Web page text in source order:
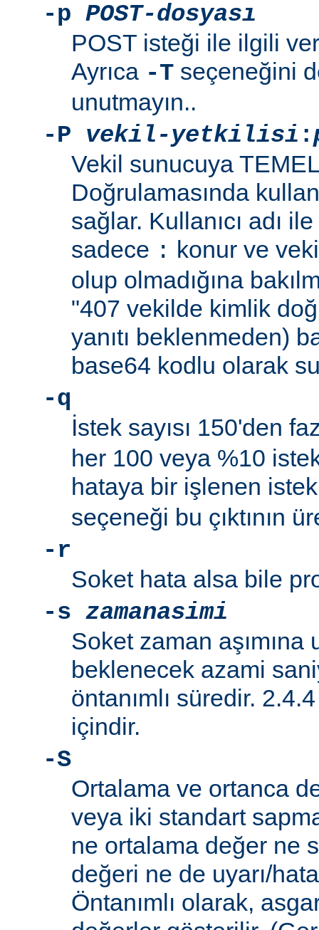
-p POST-dosyası
POST isteği ile ilgili
Ayrıca -T seçeneğini
unutmayın..
-P
vekil-yetkilisi :
Vekil sunucuya
Doğrulamasında
sağlar. Kullanıcı adı
sadece : konur ve
olup olmadığına
"407 vekilde kimlik
yanıtı beklenmeden)
base64 kodlu olarak
-q
İstek sayısı 150'den
her 100 veya %10
hataya bir işlenen istek
seçeneği bu çıktının
-r
Soket hata alsa bile
-s zamanasimi
Soket zaman
beklenecek azami
öntanımlı süredir.
içindir.
-S
Ortalama ve ortanca
veya iki standart
ne ortalama değer ne
değeri ne de uyarı/
Öntanımlı olarak,